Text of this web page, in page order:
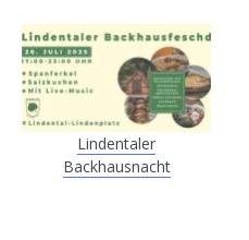
Lindentaler
Backhausnacht